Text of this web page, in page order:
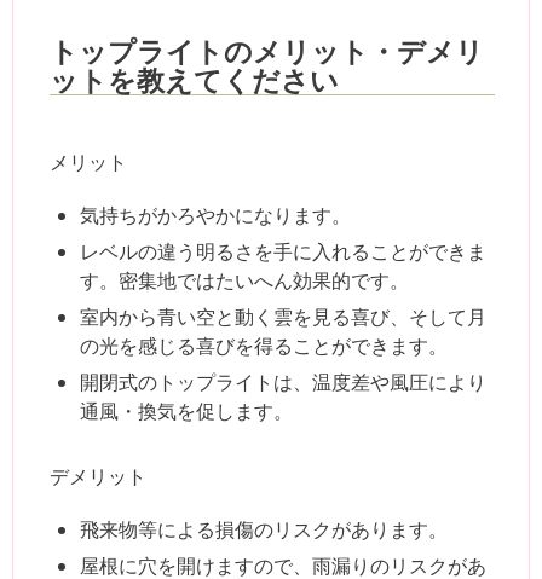
トップライトのメリット・デメリ
ットを教えてください
メリット
気持ちがかろやかになります。
レベルの違う明るさを手に入れることができま
す。密集地ではたいへん効果的です。
室内から青い空と動く雲を見る喜び、そして月
の光を感じる喜びを得ることができます。
開閉式のトップライトは、温度差や風圧により
通風・換気を促します。
デメリット
飛来物等による損傷のリスクがあります。
屋根に穴を開けますので、雨漏りのリスクがあ